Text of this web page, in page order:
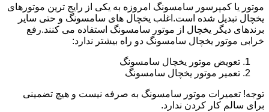
موتور یا کمپرسور سامسونگ امروزه به یکی از رایج ترین موتورهای
یخچال تبدیل شده است.اغلب یخچال های سامسونگ و حتی سایر
برندهای دیگر یخچال از موتور سامسونگ استفاده می کنند.رفع
خرابی موتور یخچال سامسونگ دو راه بیشتر ندارد:
تعویض موتور یخچال سامسونگ
تعمیر موتور یخچال سامسونگ
توجه! تعمیرات موتور سامسونگ به صرفه نیست و هیچ تضمینی
برای سالم کار کردن ندارد.